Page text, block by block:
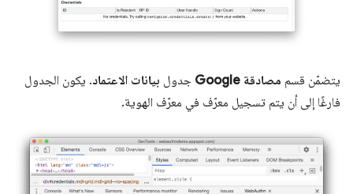
يتضمّن قسم مصادقة Google جدول بيانات الاعتماد. يكون الجدول
فارغًا إلى أن يتم تسجيل معرّف في معرّف الهوية.